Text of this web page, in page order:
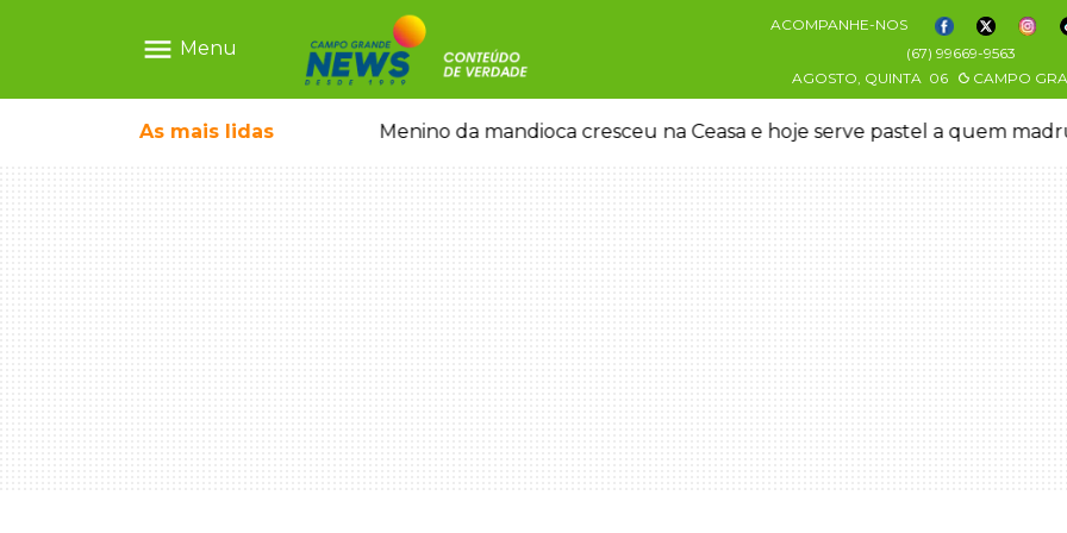
menu Menu
ACOMPANHE-NOS
(67) 99669-9563
AGOSTO, QUINTA 06 CAMPO
As mais lidas
não reconhece o filho queimado Menino da mandioca cresceu na Ceasa e hoje serve pastel a quem